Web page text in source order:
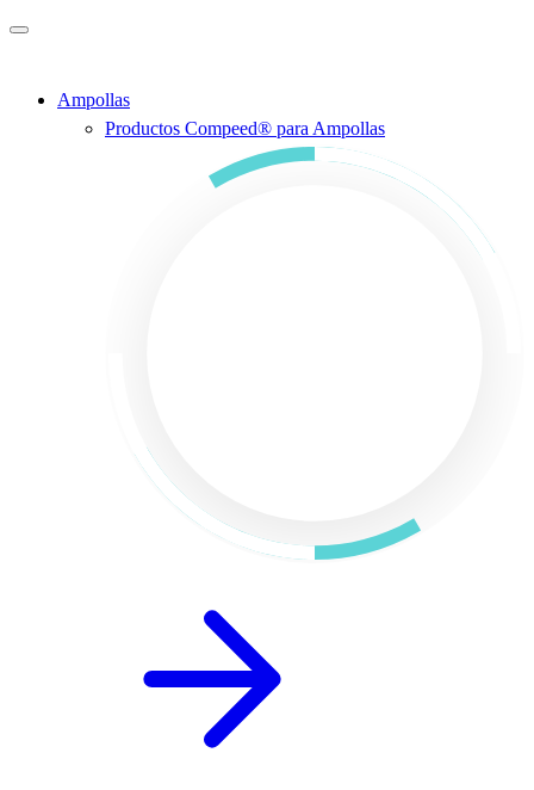
Saltar al contenido principal
Ampollas
Productos Compeed® para Ampollas